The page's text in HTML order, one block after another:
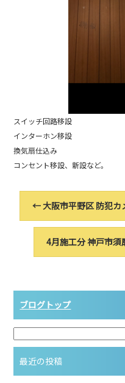
スイッチ回路移設
インターホン移設
換気扇仕込み
コンセント移設、新設など。
←大阪市平野区 防犯カ
4月施工分 神戸市
ブログトップ
最近の投稿